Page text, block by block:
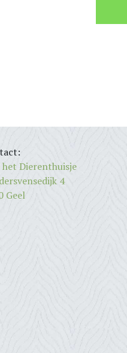
het Dierenthuisje
4
Geel